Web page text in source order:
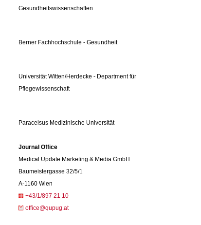
Gesundheitswissenschaften
Berner Fachhochschule - Gesundheit
Universität Witten/Herdecke - Department für
Pflegewissenschaft
Paracelsus Medizinische Universität
Journal Office
Medical Update Marketing & Media GmbH
Baumeistergasse 32/5/1
A-1160 Wien
+43/1/897 21 10
office@qupug.at